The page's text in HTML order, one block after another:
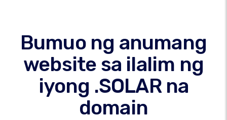
Bumuo ng anumang
website sa ilalim ng
iyong .SOLAR na
domain